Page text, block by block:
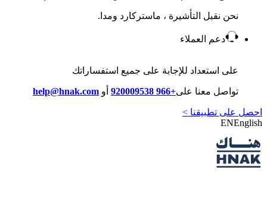
نحن نقبل التأشيرة ، ماستركارد ومدا.
دعم العملاء
على استعداد للإجابة على جميع استفساراتك
تواصل معنا على+966 920009538 أو help@hnak.com
احصل على تطبيقنا >
ENEnglish